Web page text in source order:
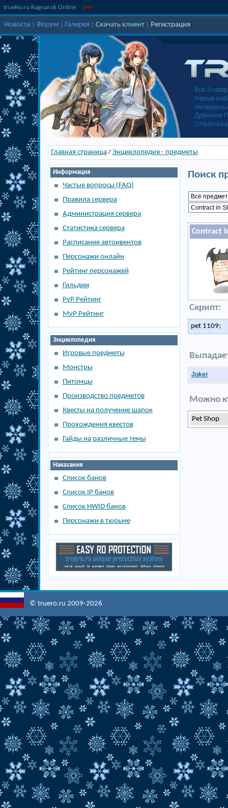
trueRo.ru Ragnarok Online 14+
Новости Форум Галерея Скачать клиент Регистрация
Главная страница/ Энциклопедия - предметы
Информация
Частые вопросы (FAQ)
Правила сервера
Администрация сервера
Статистика сервера
Расписание автоивентов
Персонажи онлайн
Рейтинг персонажей
Гильдии
PvP Рейтинг
MvP Рейтинг
Энциклопедия
Игровые предметы
Монстры
Питомцы
Производство предметов
Квесты на получение шапок
Прохождения квестов
Гайды на различные темы
Наказания
Список банов
Список IP банов
Список HWID банов
Персонажи в тюрьме
Поиск
Contract
Скрипт:
pet 1109;
Joker
Можно
Pet Shop
© truero.ru 2009-2026